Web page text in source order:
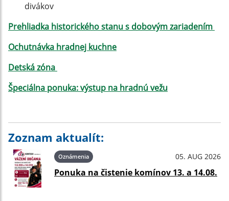
divákov
Prehliadka historického stanu s dobovým zariadením
Ochutnávka hradnej kuchne
Detská zóna
Špeciálna ponuka: výstup na hradnú vežu
Zoznam aktualít:
Oznámenia 05. AUG 2026
Ponuka na čistenie komínov 13. a 14.08.